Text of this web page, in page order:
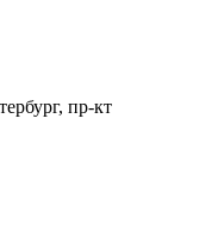
пр-кт